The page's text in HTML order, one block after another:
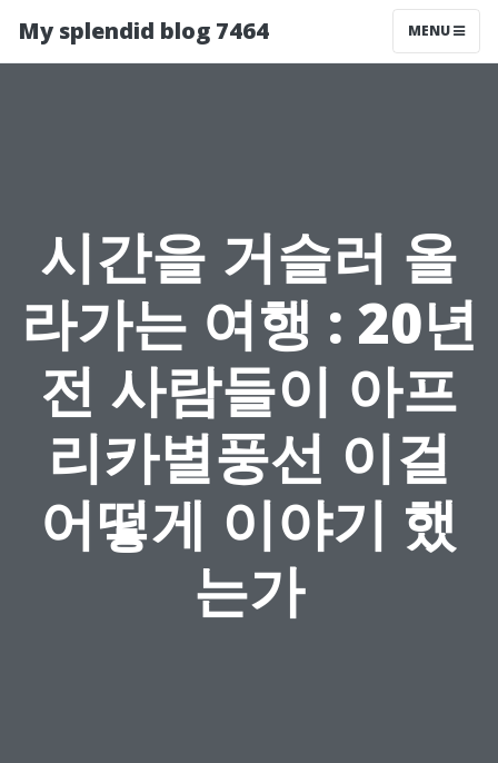
My splendid blog 7464 MENU
시간을 거슬러 올
라가는 여행 : 20년
전 사람들이 아프
리카별풍선 이걸
어떻게 이야기 했
는가